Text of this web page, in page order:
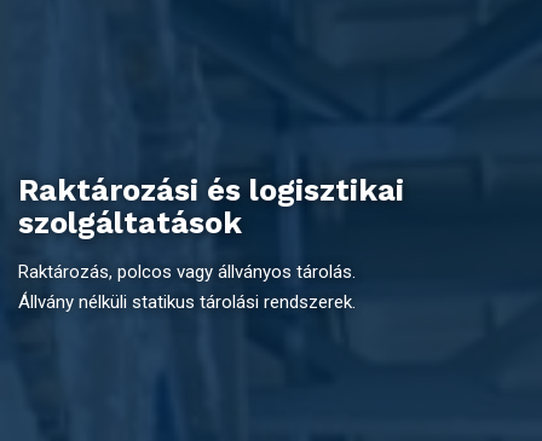
Raktározási és logisztikai
szolgáltatások
Raktározás, polcos vagy állványos tárolás.
Állvány nélküli statikus tárolási rendszerek.